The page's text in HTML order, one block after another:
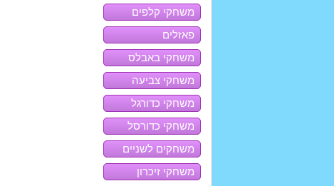
משחקי קלפים
פאזלים
משחקי באבלס
משחקי צביעה
משחקי כדורגל
משחקי כדורסל
משחקים לשניים
משחקי זיכרון